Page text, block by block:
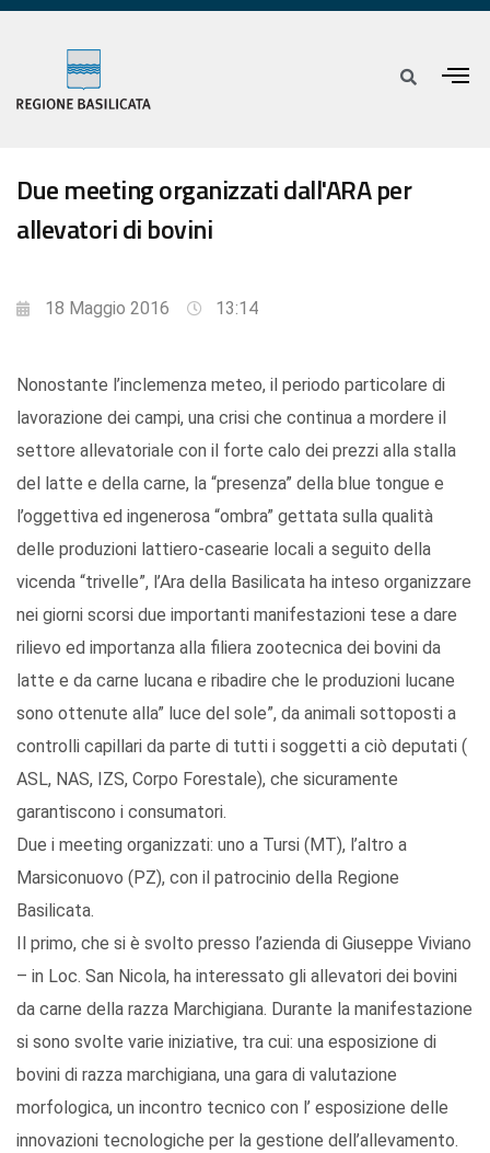
Due meeting organizzati dall'ARA per
allevatori di bovini
18 Maggio 2016 13:14
Nonostante l’inclemenza meteo, il periodo particolare di
lavorazione dei campi, una crisi che continua a mordere il
settore allevatoriale con il forte calo dei prezzi alla stalla
del latte e della carne, la “presenza” della blue tongue e
l’oggettiva ed ingenerosa “ombra” gettata sulla qualità
delle produzioni lattiero-casearie locali a seguito della
vicenda “trivelle”, l’Ara della Basilicata ha inteso organizzare
nei giorni scorsi due importanti manifestazioni tese a dare
rilievo ed importanza alla filiera zootecnica dei bovini da
latte e da carne lucana e ribadire che le produzioni lucane
sono ottenute alla” luce del sole”, da animali sottoposti a
controlli capillari da parte di tutti i soggetti a ciò deputati (
ASL, NAS, IZS, Corpo Forestale), che sicuramente
garantiscono i consumatori.
Due i meeting organizzati: uno a Tursi (MT), l’altro a
Marsiconuovo (PZ), con il patrocinio della Regione
Basilicata.
Il primo, che si è svolto presso l’azienda di Giuseppe Viviano
– in Loc. San Nicola, ha interessato gli allevatori dei bovini
da carne della razza Marchigiana. Durante la manifestazione
si sono svolte varie iniziative, tra cui: una esposizione di
bovini di razza marchigiana, una gara di valutazione
morfologica, un incontro tecnico con l’ esposizione delle
innovazioni tecnologiche per la gestione dell’allevamento.